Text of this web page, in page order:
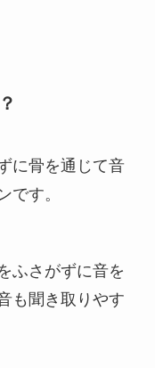
に骨を通じて音
です。
ふさがずに音を
も聞き取りやす